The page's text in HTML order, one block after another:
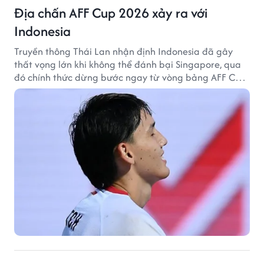
Địa chấn AFF Cup 2026 xảy ra với
Indonesia
Truyền thông Thái Lan nhận định Indonesia đã gây
thất vọng lớn khi không thể đánh bại Singapore, qua
đó chính thức dừng bước ngay từ vòng bảng AFF Cup
2026.